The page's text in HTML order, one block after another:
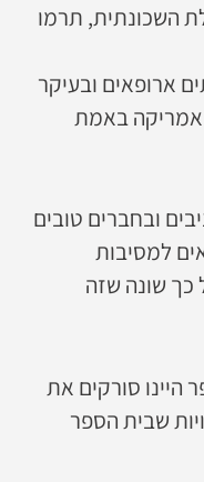
השכונתית, תרמו
ארופאים ובעיקר
אמריקה באמת
ובחברים טובים
למסיבות
כך שונה שזה
היינו סורקים את
שבית הספר